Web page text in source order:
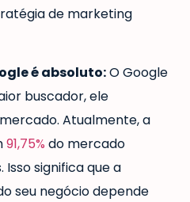
de marketing
é absoluto:O Google
buscador, ele
Atualmente, a
91,75% do mercado
Isso significa que a
seu negócio depende